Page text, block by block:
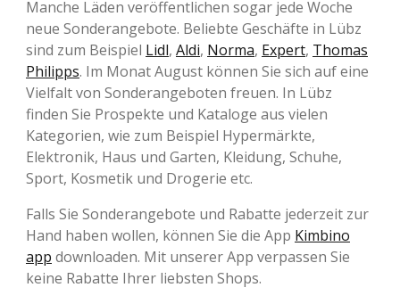
Manche Läden veröffentlichen sogar jede Woche
neue Sonderangebote. Beliebte Geschäfte in Lübz
sind zum Beispiel Lidl, Aldi, Norma, Expert, Thomas
Philipps. Im Monat August können Sie sich auf eine
Vielfalt von Sonderangeboten freuen. In Lübz
finden Sie Prospekte und Kataloge aus vielen
Kategorien, wie zum Beispiel Hypermärkte,
Elektronik, Haus und Garten, Kleidung, Schuhe,
Sport, Kosmetik und Drogerie etc.
Falls Sie Sonderangebote und Rabatte jederzeit zur
Hand haben wollen, können Sie die App Kimbino
app downloaden. Mit unserer App verpassen Sie
keine Rabatte Ihrer liebsten Shops.